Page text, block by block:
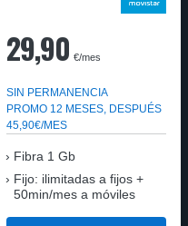
29,90 €/mes
SIN PERMANENCIA
PROMO 12 MESES, DESPUÉS
45,90€/MES
Fibra 1 Gb
Fijo: ilimitadas a fijos +
50min/mes a móviles